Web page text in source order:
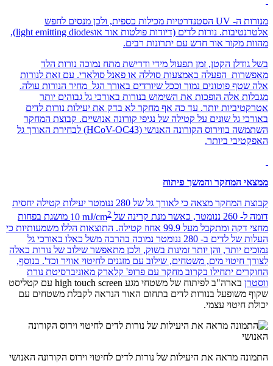
מנורות ה- UV הסטנדרטיות מכילות כספית, ולכן מנסים לחפש
אלטרנטיבות. נורות לדים (דיודות פולטות אור אוlight emitting diodes
),
מהוות מקור אור חדש עם יתרונות רבים.
בשל גודלן הקטן, זמן תפעול מידי ודרישת מתח נמוכה נורות הלד
מאפשרות הפעלה באמצעות סוללה או פאנל סולארי. עם זאת לנורות
אלה שטף פוטונים נמוך וככל שיורדים באורך הגל מחיר הנורות עולה.
מגבלות אלה הופכות את השימוש בנורות באורכי גל גבוהים יותר
אטרקטיביות יותר. עד כה אף מחקר לא בדק את יעילות נורות לדים
באורכי גל שונים על קטילה של נגיפי קורונה אנושיים. קבוצת המחקר
השתמשה בווירוס הקורונה האנושי (HCoV-OC43) לבחירת האורך גל
האפקטיבי ביותר.
ממצאי המחקר והמשך פיתוח
קבוצת המחקר מצאה כי לאורך גל של 280 ננומטר יעילות קטילה יחסית
דומה ל- 260 ננומטר, כאשר מנת קרינה של
10 mJ/cm2
מושגת בפחות
מחצי דקה ומתקבל מעל 99.9 אחוז קטילה. התוצאות הללו משמעותיות כי
העלות של לדים ב- 280 ננומטר נמוכה בהרבה משל כאלו באורכי גל
נמוכים יותר, והן יותר זמינות בשוק, ולכן מתאפשר שילוב של נורות כאלה
לצורך חיטוי מים, משטחים, שילוב עם מזגנים לחיטוי אוויר וכד'. בנוסף,
החוקרים יתחילו בקרוב מחקר עם פרופ' קלארק מאוניברסיטת נורת
ווסטרן בארה"ב לפיתוח של משטחי מגע high touch screen עם קטליסט
שקוף משופעל בנורות לדים בתחום האור הנראה לקבלת משטחים עם
יכולת חיטוי עצמי.
התמונה מראה את היעילות של נורות לדים לחיטוי וירוס הקורונה האנושי